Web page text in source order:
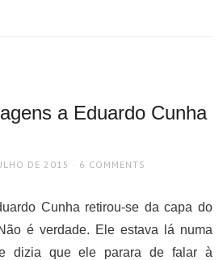
a Eduardo Cunha
DE 2015 6 COMMENTS
Cunha retirou-se da capa do
é verdade. Ele estava lá numa
dizia que ele parara de falar à